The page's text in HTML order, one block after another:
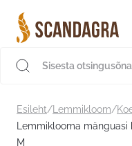
sisu
juurde
Esileht/ Lemmikloom/
Lemmiklooma
M